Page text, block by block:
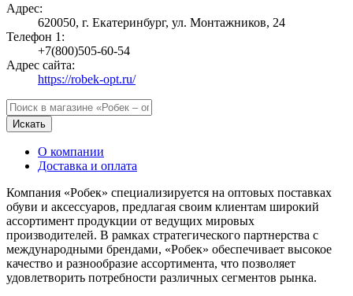
Адрес:
620050, г. Екатеринбург, ул. Монтажников, 24
Телефон 1:
+7(800)505-60-54
Адрес сайта:
https://robek-opt.ru/
Искать
О компании
Доставка и оплата
Компания «Робек» специализируется на оптовых поставках
обуви и аксессуаров, предлагая своим клиентам широкий
ассортимент продукции от ведущих мировых
производителей. В рамках стратегического партнерства с
международными брендами, «Робек» обеспечивает высокое
качество и разнообразие ассортимента, что позволяет
удовлетворить потребности различных сегментов рынка.